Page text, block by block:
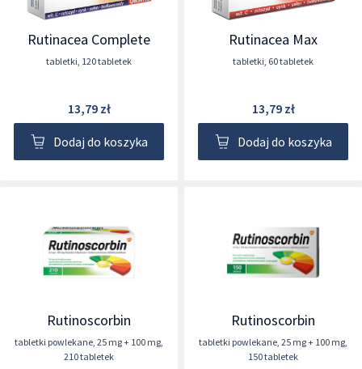
Rutinacea Complete
tabletki, 120 tabletek
13,79 zł
Dodaj do koszyka
Rutinacea Max
tabletki, 60 tabletek
13,79 zł
Dodaj do koszyka
Rutinoscorbin
tabletki powlekane, 25 mg + 100 mg,
210 tabletek
Rutinoscorbin
tabletki powlekane, 25 mg + 100 mg,
150 tabletek